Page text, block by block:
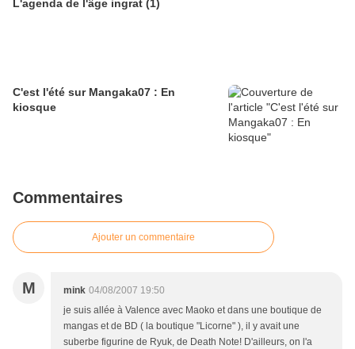
L'agenda de l'âge ingrat (1)
C'est l'été sur Mangaka07 : En
kiosque
Commentaires
Ajouter un commentaire
M mink 04/08/2007 19:50
je suis allée à Valence avec Maoko et dans une boutique de
mangas et de BD ( la boutique "Licorne" ), il y avait une
suberbe figurine de Ryuk, de Death Note! D'ailleurs, on l'a